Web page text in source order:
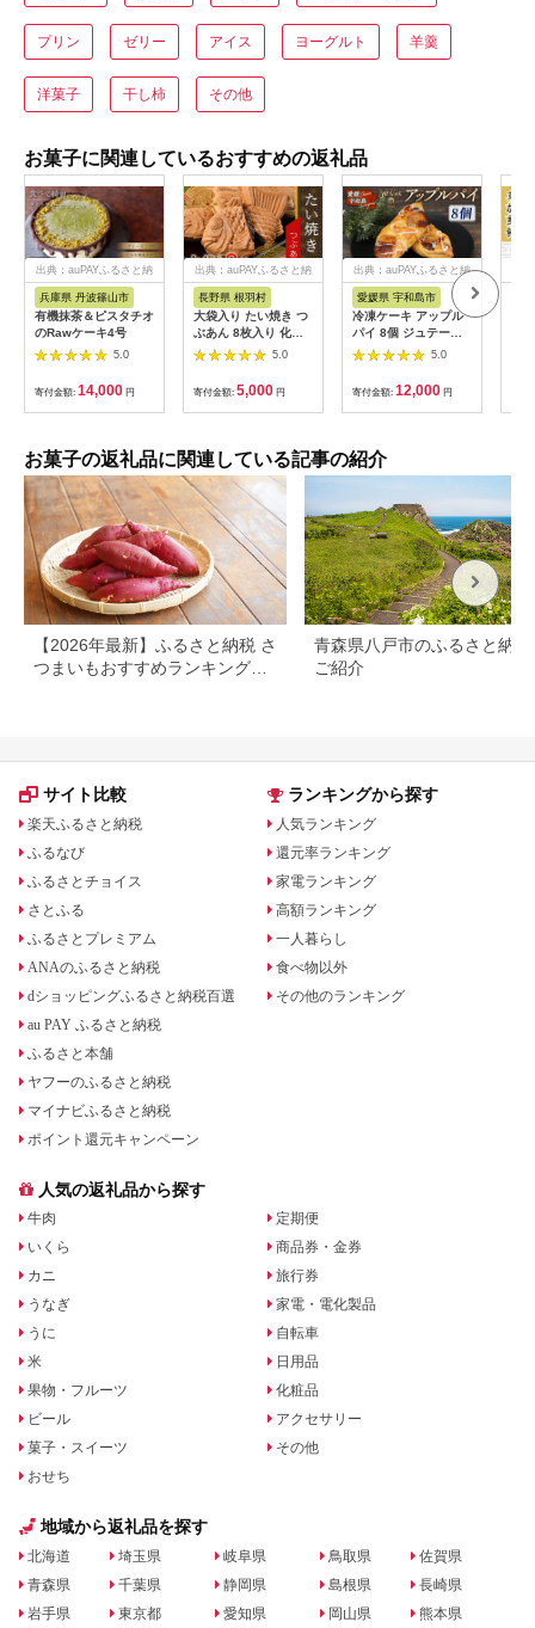
プリン ゼリー アイス ヨーグルト 羊羹
洋菓子 干し柿 その他
お菓子に関連しているおすすめの返礼品
出典：auPAYふるさと納
兵庫県 丹波篠山市
有機抹茶＆ピスタチオ
のRawケーキ4号
5.0
寄付金額: 14,000 円
出典：auPAYふるさと納
長野県 根羽村
大袋入り たい焼き つ
ぶあん 8枚入り 化学
添加物不使用 大袋 羽
根付き 和菓子 訳あり
たいやき 鯛焼き お祝
い めで鯛 5000円
5.0
寄付金額: 5,000 円
出典：auPAYふるさと納
愛媛県 宇和島市
冷凍ケーキ アップル
パイ 8個 ジュテーム
寿提夢 父の日 スイー
ツ お菓子 デザート お
やつ 美味しい 焼菓子
お菓子 おやつ 洋菓子
焼き菓子 アップル り
プレゼント ギフト お
祝い 記念日 誕生日 誕
島 J012-097006
5.0
寄付金額: 12,000 円
お菓子の返礼品に関連している記事の紹介
【2026年最新】ふるさと納税 さ
つまいもおすすめランキング｜
青森県八戸市のふるさと納税
ご紹介
サイト比較
楽天ふるさと納税
ふるなび
ふるさとチョイス
さとふる
ふるさとプレミアム
ANAのふるさと納税
dショッピングふるさと納税百選
au PAY ふるさと納税
ふるさと本舗
ヤフーのふるさと納税
マイナビふるさと納税
ポイント還元キャンペーン
ランキングから探す
人気ランキング
還元率ランキング
家電ランキング
高額ランキング
一人暮らし
食べ物以外
その他のランキング
人気の返礼品から探す
牛肉
いくら
カニ
うなぎ
うに
米
果物・フルーツ
ビール
菓子・スイーツ
おせち
定期便
商品券・金券
旅行券
家電・電化製品
自転車
日用品
化粧品
アクセサリー
その他
地域から返礼品を探す
北海道
青森県
岩手県
埼玉県
千葉県
東京都
岐阜県
静岡県
愛知県
鳥取県
島根県
岡山県
佐賀県
長崎県
熊本県